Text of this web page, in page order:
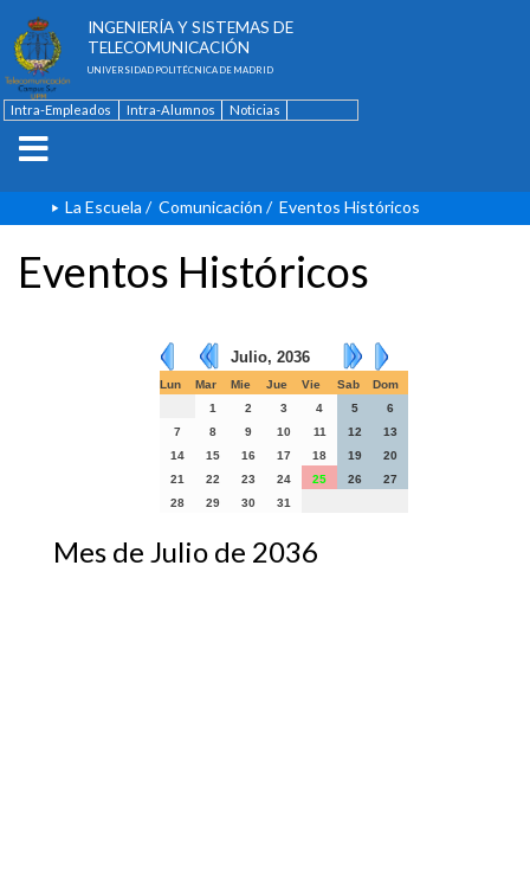
INGENIERÍA Y SISTEMAS DE
TELECOMUNICACIÓN
UNIVERSIDAD POLITÉCNICA DE MADRID
Intra-Empleados Intra-Alumnos
Noticias
La Escuela / Comunicación / Eventos Históricos
Eventos Históricos
Julio, 2036
Lun Mar Mie Jue Vie Sab
Dom
1
2 3 4 5
6
7
8 9 10 11 12
13
14
15 16 17 18 19
20
21
22 23 24 25 26
27
28
29 30 31
Mes de Julio de 2036